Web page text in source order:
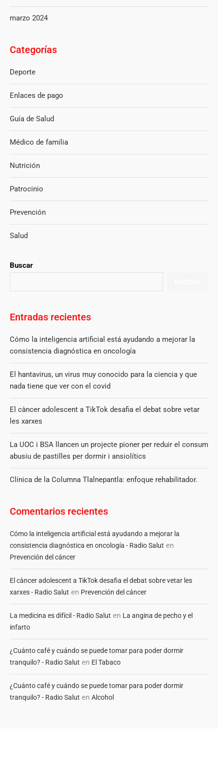
Buscar
Entradas recientes
Cómo la inteligencia artificial está ayudando a mejorar la
consistencia diagnóstica en oncología
El hantavirus, un virus muy conocido para la ciencia y que
nada tiene que ver con el covid
El càncer adolescent a TikTok desafia el debat sobre vetar
les xarxes
La UOC i BSA llancen un projecte pioner per reduir el consum
abusiu de pastilles per dormir i ansiolítics
Clínica de la Columna Tlalnepantla: enfoque rehabilitador.
Comentarios recientes
Cómo la inteligencia artificial está ayudando a mejorar la
consistencia diagnóstica en oncología - Radio Salut en
Prevención del cáncer
El càncer adolescent a TikTok desafia el debat sobre vetar les
xarxes - Radio Salut en Prevención del cáncer
La medicina es difícil - Radio Salut en La angina de pecho y el
infarto
¿Cuánto café y cuándo se puede tomar para poder dormir
tranquilo? - Radio Salut en El Tabaco
¿Cuánto café y cuándo se puede tomar para poder dormir
tranquilo? - Radio Salut en Alcohol
marzo 2024
Categorías
Deporte
Enlaces de pago
Guía de Salud
Médico de familia
Nutrición
Patrocinio
Prevención
Salud